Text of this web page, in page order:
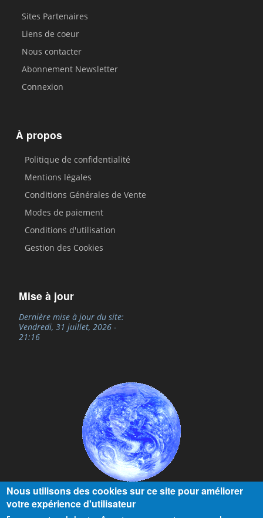
Sites Partenaires
Liens de coeur
Nous contacter
Abonnement Newsletter
Connexion
À propos
Politique de confidentialité
Mentions légales
Conditions Générales de Vente
Modes de paiement
Conditions d'utilisation
Gestion des Cookies
Mise à jour
Dernière mise à jour du site:
Vendredi, 31 juillet, 2026 -
21:16
Nous utilisons des cookies sur ce site pour améliorer
votre expérience d'utilisateur